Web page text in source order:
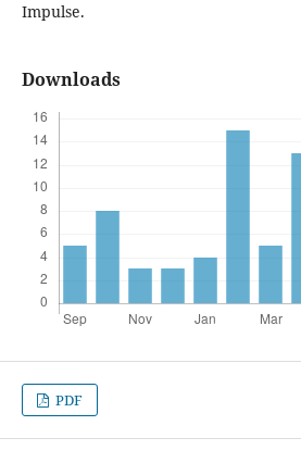
Impulse.
Downloads
PDF